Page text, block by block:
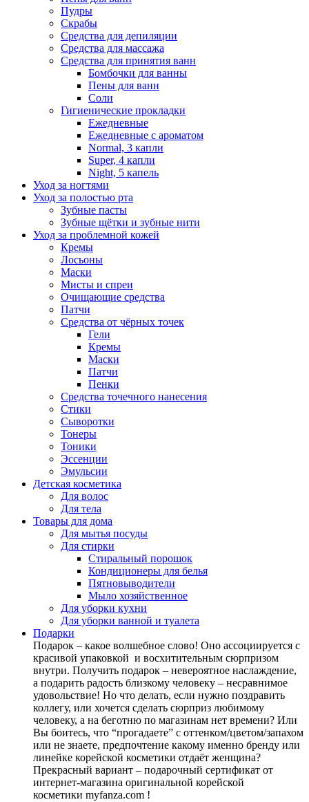
Пудры
Скрабы
Средства для депиляции
Средства для массажа
Средства для принятия ванн
Бомбочки для ванны
Пены для ванн
Соли
Гигиенические прокладки
Ежедневные
Ежедневные с ароматом
Normal, 3 капли
Super, 4 капли
Night, 5 капель
Уход за ногтями
Уход за полостью рта
Зубные пасты
Зубные щётки и зубные нити
Уход за проблемной кожей
Кремы
Лосьоны
Маски
Мисты и спреи
Очищающие средства
Патчи
Средства от чёрных точек
Гели
Кремы
Маски
Патчи
Пенки
Средства точечного нанесения
Стики
Сыворотки
Тонеры
Тоники
Эссенции
Эмульсии
Детская косметика
Для волос
Для тела
Товары для дома
Для мытья посуды
Для стирки
Стиральный порошок
Кондиционеры для белья
Пятновыводители
Мыло хозяйственное
Для уборки кухни
Для уборки ванной и туалета
Подарки
Подарок – какое волшебное слово! Оно ассоциируется с
красивой упаковкой и восхитительным сюрпризом
внутри. Получить подарок – невероятное наслаждение,
а подарить радость близкому человеку – несравнимое
удовольствие! Но что делать, если нужно поздравить
коллегу, или хочется сделать сюрприз любимому
человеку, а на беготню по магазинам нет времени? Или
Вы боитесь, что “прогадаете” с оттенком/цветом/запахом
или не знаете, предпочтение какому именно бренду или
линейке корейской косметики отдаёт женщина?
Прекрасный вариант – подарочный сертификат от
интернет-магазина оригинальной корейской
косметики myfanza.com !